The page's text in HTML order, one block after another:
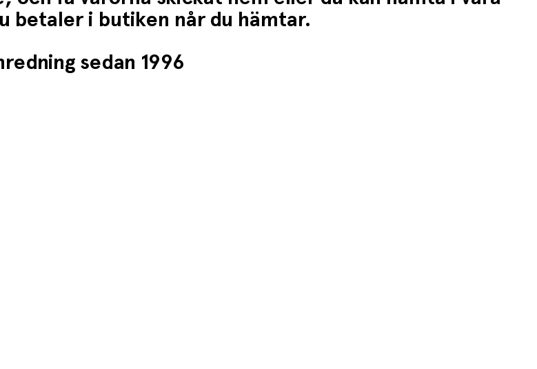
betaler i butiken når du hämtar.
sedan 1996